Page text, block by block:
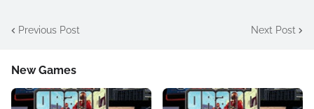
Previous Post Next Post
New Games